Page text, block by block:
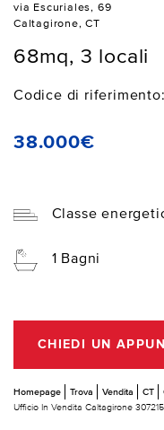
via Escuriales, 69
Caltagirone, CT
68mq, 3 locali
Codice di riferimento:
38.000€
Classe
1 Bagni
CHIEDI UN
Homepage Trova Vendita CT
Ufficio In Vendita Caltagirone